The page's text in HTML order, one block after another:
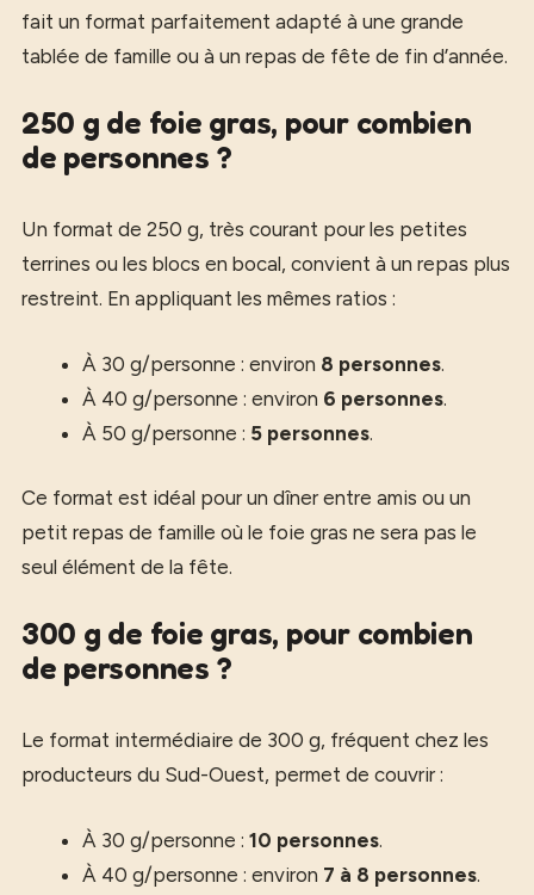
fait un format parfaitement adapté à une grande
tablée de famille ou à un repas de fête de fin d’année.
250 g de foie gras, pour combien
de personnes ?
Un format de 250 g, très courant pour les petites
terrines ou les blocs en bocal, convient à un repas plus
restreint. En appliquant les mêmes ratios :
À 30 g/personne : environ 8 personnes.
À 40 g/personne : environ 6 personnes.
À 50 g/personne : 5 personnes.
Ce format est idéal pour un dîner entre amis ou un
petit repas de famille où le foie gras ne sera pas le
seul élément de la fête.
300 g de foie gras, pour combien
de personnes ?
Le format intermédiaire de 300 g, fréquent chez les
producteurs du Sud-Ouest, permet de couvrir :
À 30 g/personne : 10 personnes.
À 40 g/personne : environ 7 à 8 personnes.